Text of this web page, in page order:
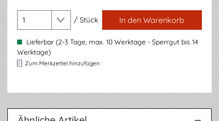
/ Stück In den Warenkorb
Lieferbar (2-3 Tage, max. 10 Werktage - Sperrgut bis 14
Werktage)
Zum Merkzettel hinzufügen